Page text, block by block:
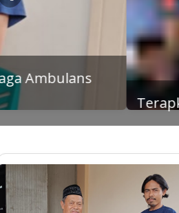
Terapkan 29 Karakter